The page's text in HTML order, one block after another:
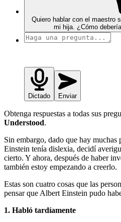
Quiero hablar con el maestro
mi hija. ¿Cómo
Dictado Enviar
Obtenga respuestas a todas sus
Understood.
Sin embargo, dado que hay muchas
Einstein tenía dislexia, decidí
cierto. Y ahora, después de haber
también estoy empezando a creerlo.
Estas son cuatro cosas que las
pensar que Albert Einstein pudo
1. Habló tardíamente